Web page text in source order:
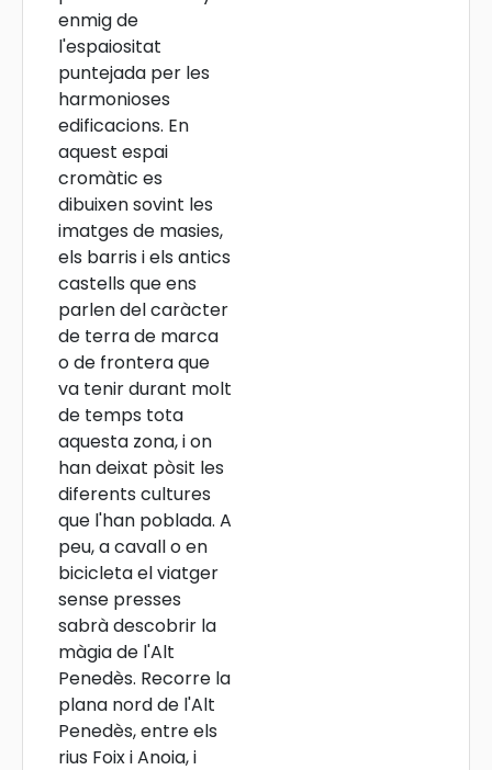
enmig de
l'espaiositat
puntejada per les
harmonioses
edificacions. En
aquest espai
cromàtic es
dibuixen sovint les
imatges de masies,
els barris i els antics
castells que ens
parlen del caràcter
de terra de marca
o de frontera que
va tenir durant molt
de temps tota
aquesta zona, i on
han deixat pòsit les
diferents cultures
que l'han poblada. A
peu, a cavall o en
bicicleta el viatger
sense presses
sabrà descobrir la
màgia de l'Alt
Penedès. Recorre la
plana nord de l'Alt
Penedès, entre els
rius Foix i Anoia, i